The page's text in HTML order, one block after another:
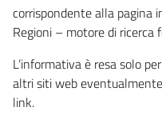
corrispondente alla pagina
Regioni – motore di ricerca
L’informativa è resa solo
altri siti web
link.